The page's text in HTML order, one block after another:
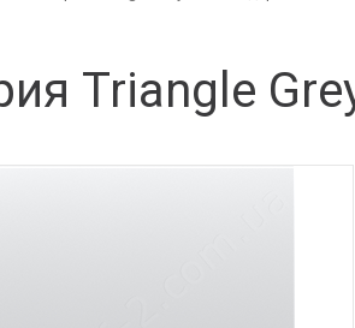
Triangle